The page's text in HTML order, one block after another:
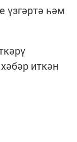
үзгәртә һәм
иткән